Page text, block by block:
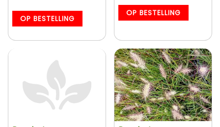
OP BESTELLING
OP BESTELLING